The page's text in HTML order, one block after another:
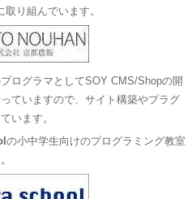
取り組んでいます。
ログラマとしてSOY CMS/Shopの開
ていますので、サイト構築やプラグ
います。
の小中学生向けのプログラミング教室